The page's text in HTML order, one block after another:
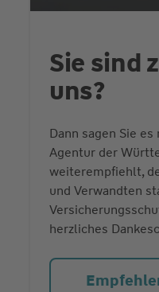
Sie sind
uns?
Dann sagen Sie
Agentur der
weiterempfiehlt,
und Verwandten
herzliches